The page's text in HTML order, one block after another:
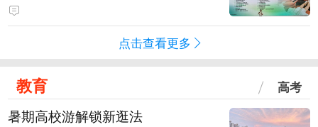
点击查看更多
教育 高考
暑期高校游解锁新逛法